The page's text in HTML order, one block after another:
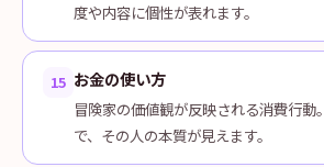
度や内容に個性が表れます。
15 お金の使い方
冒険家の価値観が反映される消費行動
で、その人の本質が見えます。